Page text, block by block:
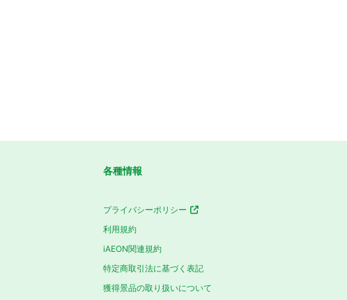
各種情報
プライバシーポリシー
利用規約
iAEON関連規約
特定商取引法に基づく表記
獲得景品の取り扱いについて